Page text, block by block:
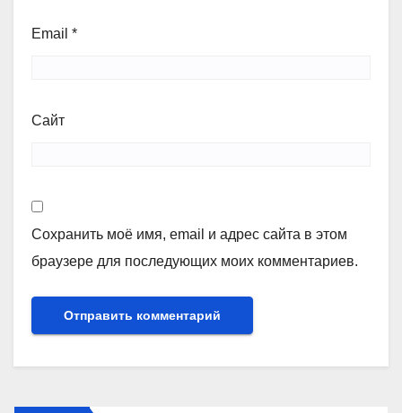
Email *
Сайт
Сохранить моё имя, email и адрес сайта в этом
браузере для последующих моих комментариев.